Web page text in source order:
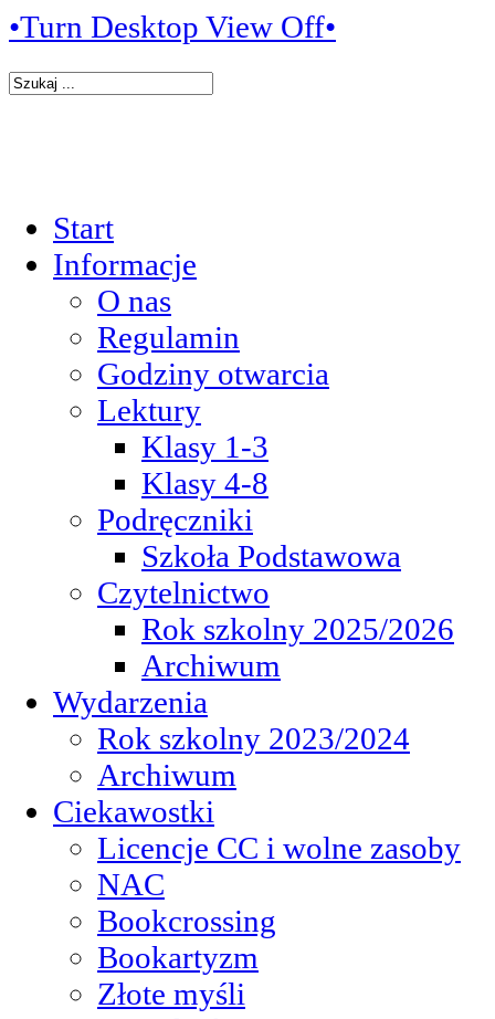
•Turn Desktop View Off•
Start
Informacje
O nas
Regulamin
Godziny otwarcia
Lektury
Klasy 1-3
Klasy 4-8
Podręczniki
Szkoła Podstawowa
Czytelnictwo
Rok szkolny 2025/2026
Archiwum
Wydarzenia
Rok szkolny 2023/2024
Archiwum
Ciekawostki
Licencje CC i wolne zasoby
NAC
Bookcrossing
Bookartyzm
Złote myśli